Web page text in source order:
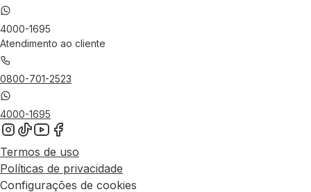
4000-1695
Atendimento ao cliente
0800-701-2523
4000-1695
Termos de uso
Políticas de privacidade
Configurações de cookies